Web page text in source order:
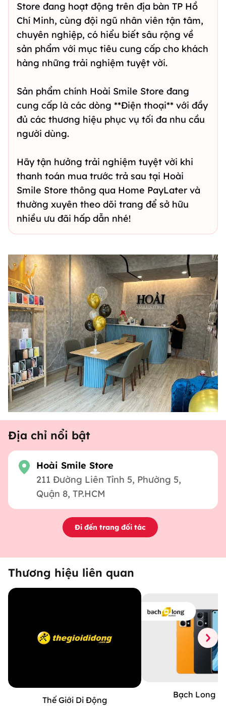
Store đang hoạt động trên địa bàn TP Hồ
Chí Minh, cùng đội ngũ nhân viên tận tâm,
chuyên nghiệp, có hiểu biết sâu rộng về
sản phẩm với mục tiêu cung cấp cho khách
hàng những trải nghiệm tuyệt vời.
Sản phẩm chính Hoài Smile Store đang
cung cấp là các dòng **Điện thoại** với đầy
đủ các thương hiệu phục vụ tối đa nhu cầu
người dùng.
Hãy tận hưởng trải nghiệm tuyệt vời khi
thanh toán mua trước trả sau tại Hoài
Smile Store thông qua Home PayLater và
thường xuyên theo dõi trang để sở hữu
Địa chỉ nổi bật
Hoài Smile Store
211 Đường Liên Tỉnh 5, Phường 5,
Quận 8, TP.HCM
Đi đến trang đối tác
Thương hiệu liên quan
Thế Giới Di Động
Bạch Long